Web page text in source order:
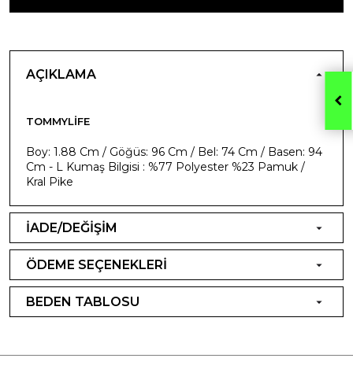
AÇIKLAMA
TOMMYLIFE
Boy: 1.88 Cm / Göğüs: 96 Cm / Bel: 74 Cm / Basen: 94
Cm - L Kumaş Bilgisi : %77 Polyester %23 Pamuk /
Kral Pike
İADE/DEĞİŞİM
ÖDEME SEÇENEKLERİ
BEDEN TABLOSU